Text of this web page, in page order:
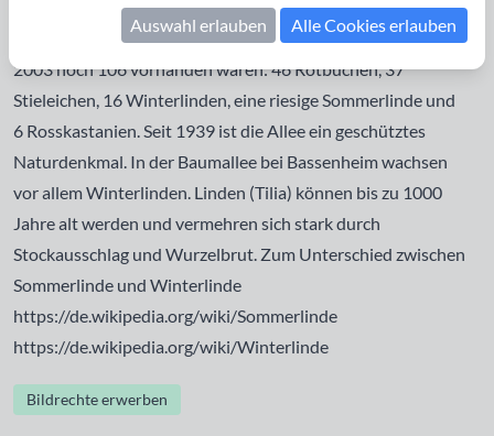
Entlang dem Weg vom Bassenheimer Wald zur Kapelle ließ
er eine Allee von rund 150 Bäumen pflanzen, von denen
2003 noch 106 vorhanden waren: 46 Rotbuchen, 37
Stieleichen, 16 Winterlinden, eine riesige Sommerlinde und
6 Rosskastanien. Seit 1939 ist die Allee ein geschütztes
Naturdenkmal. In der Baumallee bei Bassenheim wachsen
vor allem Winterlinden. Linden (Tilia) können bis zu 1000
Jahre alt werden und vermehren sich stark durch
Stockausschlag und Wurzelbrut. Zum Unterschied zwischen
Sommerlinde und Winterlinde
https://de.wikipedia.org/wiki/Sommerlinde
https://de.wikipedia.org/wiki/Winterlinde
Bildrechte erwerben
Auswahl erlauben Alle Cookies erlauben